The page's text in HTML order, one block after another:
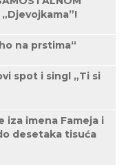
„Djevojkama”!
na prstima“
spot i singl „Ti si
iza imena Fameja i
desetaka tisuća